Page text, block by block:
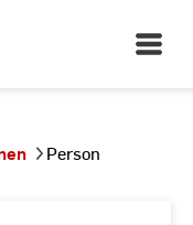
Open
Main
Person